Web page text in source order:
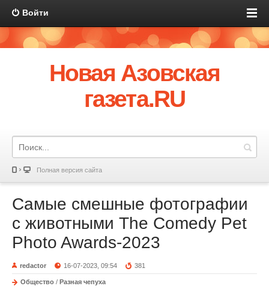
Войти
Новая Азовская
газета.RU
Полная версия сайта
Самые смешные фотографии
с животными The Comedy Pet
Photo Awards-2023
redactor 16-07-2023, 09:54 381
Общество / Разная чепуха